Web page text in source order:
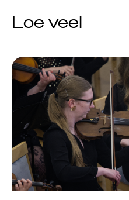
tähistas
Loe veel